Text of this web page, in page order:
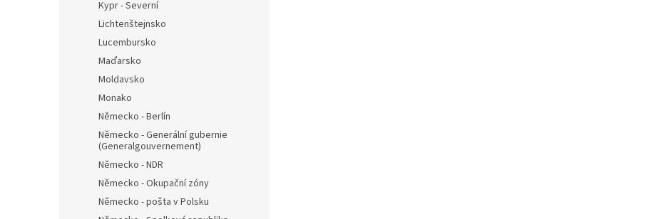
Kypr - Severní
Lichtenštejnsko
Lucembursko
Maďarsko
Moldavsko
Monako
Německo - Berlín
Německo - Generální gubernie
(Generalgouvernement)
Německo - NDR
Německo - Okupační zóny
Německo - pošta v Polsku